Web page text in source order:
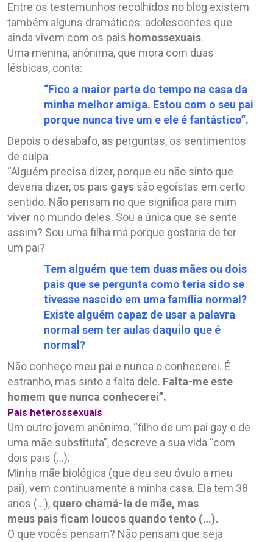
Entre os testemunhos recolhidos no blog existem
também alguns dramáticos: adolescentes que
ainda vivem com os pais homossexuais.
Uma menina, anônima, que mora com duas
lésbicas, conta:
“Fico a maior parte do tempo na casa da
minha melhor amiga. Estou com o seu pai
porque nunca tive um e ele é fantástico”.
Depois o desabafo, as perguntas, os sentimentos
de culpa:
“Alguém precisa dizer, porque eu não sinto que
deveria dizer, os pais gays são egoístas em certo
sentido. Não pensam no que significa para mim
viver no mundo deles. Sou a única que se sente
assim? Sou uma filha má porque gostaria de ter
um pai?
Tem alguém que tem duas mães ou dois
pais que se pergunta como teria sido se
tivesse nascido em uma família normal?
Existe alguém capaz de usar a palavra
normal sem ter aulas daquilo que é
normal?
Não conheço meu pai e nunca o conhecerei. É
estranho, mas sinto a falta dele. Falta-me este
homem que nunca conhecerei”.
Pais heterossexuais
Um outro jovem anônimo, “filho de um pai gay e de
uma mãe substituta”, descreve a sua vida “com
dois pais (…).
Minha mãe biológica (que deu seu óvulo a meu
pai), vem continuamente à minha casa. Ela tem 38
anos (…), quero chamá-la de mãe, mas
meus pais ficam loucos quando tento (…).
O que vocês pensam? Não pensam que seja